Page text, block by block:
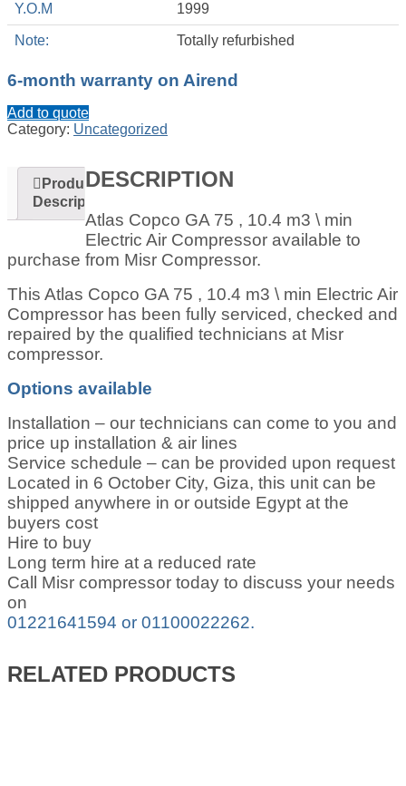
Y.O.M 1999
Note: Totally refurbished
6-month warranty on Airend
Add to quote
Category: Uncategorized
Product
Description
DESCRIPTION
Atlas Copco GA 75 , 10.4 m3 \ min
Electric Air Compressor available to
purchase from Misr Compressor.
This Atlas Copco GA 75 , 10.4 m3 \ min Electric Air
Compressor has been fully serviced, checked and
repaired by the qualified technicians at Misr
compressor.
Options available
Installation – our technicians can come to you and
price up installation & air lines
Service schedule – can be provided upon request
Located in 6 October City, Giza, this unit can be
shipped anywhere in or outside Egypt at the
buyers cost
Hire to buy
Long term hire at a reduced rate
Call Misr compressor today to discuss your needs
on
01221641594 or 01100022262.
RELATED PRODUCTS